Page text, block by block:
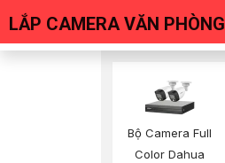
LẮP CAMERA VĂN PHÒNG
Bộ Camera Full
Color Dahua